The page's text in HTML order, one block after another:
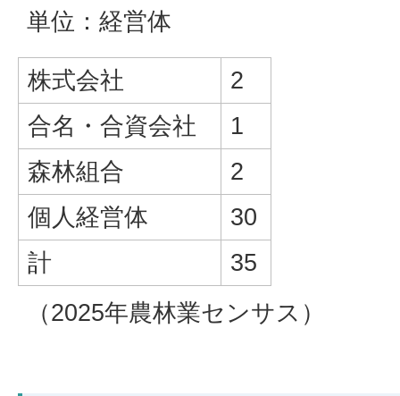
単位：経営体
株式会社
2
合名・合資会社
1
森林組合
2
個人経営体
30
計
35
（2025年農林業センサス）